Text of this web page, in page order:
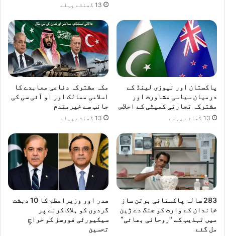
13 گھنٹے پہلے
پاکستان اور نیوزی لینڈ کے
درمیان سیاسی مشاورت اور
مشترکہ تجارتی کمیٹی کے اجلاس
13 گھنٹے پہلے
مکہ مشترکہ دفاعی معاہدے کا
اسلامی ممالک اور او آئی سی کی
جانب سے خیرمقدم
13 گھنٹے پہلے
283 سالہ پاکستانی برتن ساز
خاندان کے وارث کو جنگ دے ژین
میں تہذیب کے "روحانی بھائی”
مل گئے
صدر اور وزیراعظم کا 10 دہشت
گردوں کو ہلاک کرنے پر
سیکیورٹی فورسز کو خراجِ
تحسین